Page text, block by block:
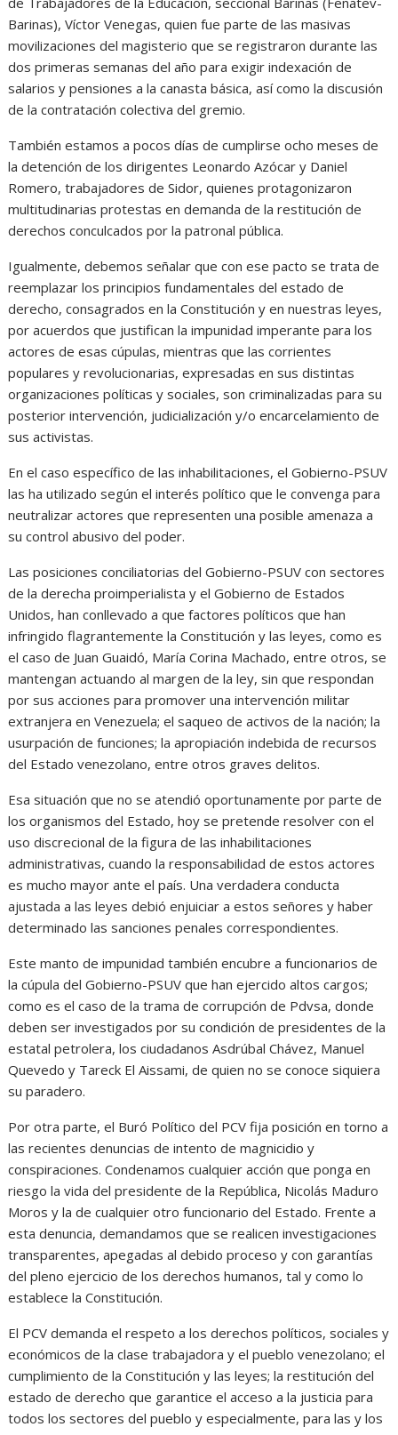
Barinas), Víctor Venegas, quien fue parte de las masivas
movilizaciones del magisterio que se registraron durante las
dos primeras semanas del año para exigir indexación de
salarios y pensiones a la canasta básica, así como la discusión
de la contratación colectiva del gremio.
También estamos a pocos días de cumplirse ocho meses de
la detención de los dirigentes Leonardo Azócar y Daniel
Romero, trabajadores de Sidor, quienes protagonizaron
multitudinarias protestas en demanda de la restitución de
derechos conculcados por la patronal pública.
Igualmente, debemos señalar que con ese pacto se trata de
reemplazar los principios fundamentales del estado de
derecho, consagrados en la Constitución y en nuestras leyes,
por acuerdos que justifican la impunidad imperante para los
actores de esas cúpulas, mientras que las corrientes
populares y revolucionarias, expresadas en sus distintas
organizaciones políticas y sociales, son criminalizadas para su
posterior intervención, judicialización y/o encarcelamiento de
sus activistas.
En el caso específico de las inhabilitaciones, el Gobierno-PSUV
las ha utilizado según el interés político que le convenga para
neutralizar actores que representen una posible amenaza a
su control abusivo del poder.
Las posiciones conciliatorias del Gobierno-PSUV con sectores
de la derecha proimperialista y el Gobierno de Estados
Unidos, han conllevado a que factores políticos que han
infringido flagrantemente la Constitución y las leyes, como es
el caso de Juan Guaidó, María Corina Machado, entre otros, se
mantengan actuando al margen de la ley, sin que respondan
por sus acciones para promover una intervención militar
extranjera en Venezuela; el saqueo de activos de la nación; la
usurpación de funciones; la apropiación indebida de recursos
del Estado venezolano, entre otros graves delitos.
Esa situación que no se atendió oportunamente por parte de
los organismos del Estado, hoy se pretende resolver con el
uso discrecional de la figura de las inhabilitaciones
administrativas, cuando la responsabilidad de estos actores
es mucho mayor ante el país. Una verdadera conducta
ajustada a las leyes debió enjuiciar a estos señores y haber
determinado las sanciones penales correspondientes.
Este manto de impunidad también encubre a funcionarios de
la cúpula del Gobierno-PSUV que han ejercido altos cargos;
como es el caso de la trama de corrupción de Pdvsa, donde
deben ser investigados por su condición de presidentes de la
estatal petrolera, los ciudadanos Asdrúbal Chávez, Manuel
Quevedo y Tareck El Aissami, de quien no se conoce siquiera
su paradero.
Por otra parte, el Buró Político del PCV fija posición en torno a
las recientes denuncias de intento de magnicidio y
conspiraciones. Condenamos cualquier acción que ponga en
riesgo la vida del presidente de la República, Nicolás Maduro
Moros y la de cualquier otro funcionario del Estado. Frente a
esta denuncia, demandamos que se realicen investigaciones
transparentes, apegadas al debido proceso y con garantías
del pleno ejercicio de los derechos humanos, tal y como lo
establece la Constitución.
El PCV demanda el respeto a los derechos políticos, sociales y
económicos de la clase trabajadora y el pueblo venezolano; el
cumplimiento de la Constitución y las leyes; la restitución del
estado de derecho que garantice el acceso a la justicia para
todos los sectores del pueblo y especialmente, para las y los